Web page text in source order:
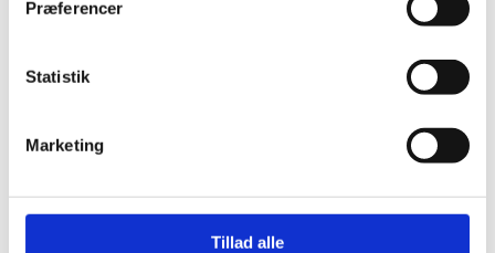
Præferencer
Statistik
Marketing
Tillad alle
fra et par uger og op til et år med mulighed for